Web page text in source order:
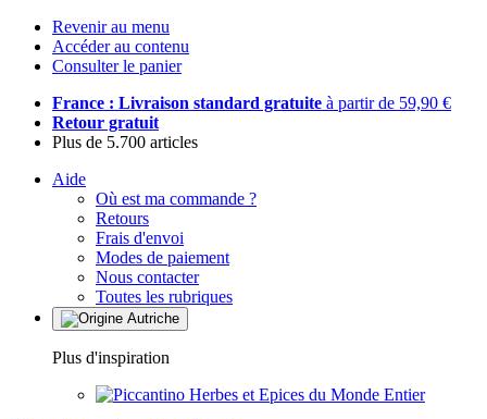
Revenir au menu
Accéder au contenu
Consulter le panier
France : Livraison standard gratuite à partir de 59,90 €
Retour gratuit
Plus de 5.700 articles
Aide
Où est ma commande ?
Retours
Frais d'envoi
Modes de paiement
Nous contacter
Toutes les rubriques
Plus d'inspiration
Herbes et Epices du Monde Entier